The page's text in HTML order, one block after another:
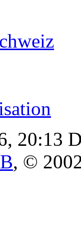
20:13
, ©